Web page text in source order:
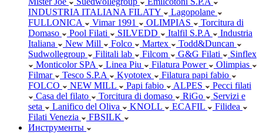
INDUSTRIA ITALIANA FILATY
Lagopolane
FULLONICA
Vimar 1991 OLIMPIAS
Torcitura di
Domaso
Pool Filati SILVEDD Italfil S.P.A
Industria
Italiana
New Mill Folco Martex
Todd&Duncan
Sudwollegroup
Filitali lab Filcom G&G Filati
Sinflex
Monticolor SPA
Linea Piu Filatura Power
Olimpias
Filmar
Tesco S.P.A Kyototex
Filatura papi fabio
FOLCO
NEW MILL Papi fabio ALPES
Pecci filati
Casa del filato
Torcitura di domaso RiGo
Servizi e
seta
Lanifico del Oliva KNOLL ECAFIL
Filidea
Filati Venezia
FBSILK
Инструменты